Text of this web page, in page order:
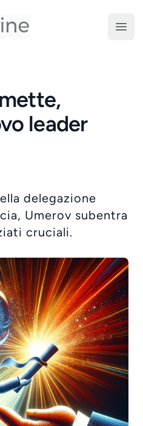
leader
delegazione
Umerov subentra
cruciali.